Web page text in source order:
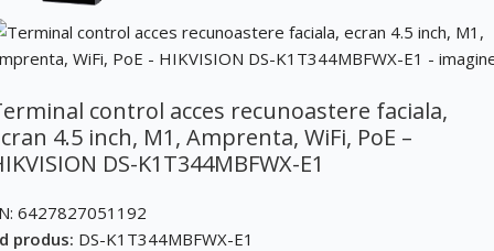
control acces recunoastere faciala,
4.5 inch, M1, Amprenta, WiFi, PoE –
DS-K1T344MBFWX-E1
6427827051192
produs: DS-K1T344MBFWX-E1